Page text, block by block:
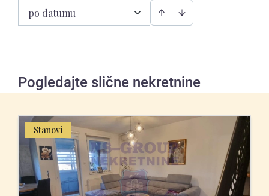
po datumu
Pogledajte slične nekretnine
Stanovi